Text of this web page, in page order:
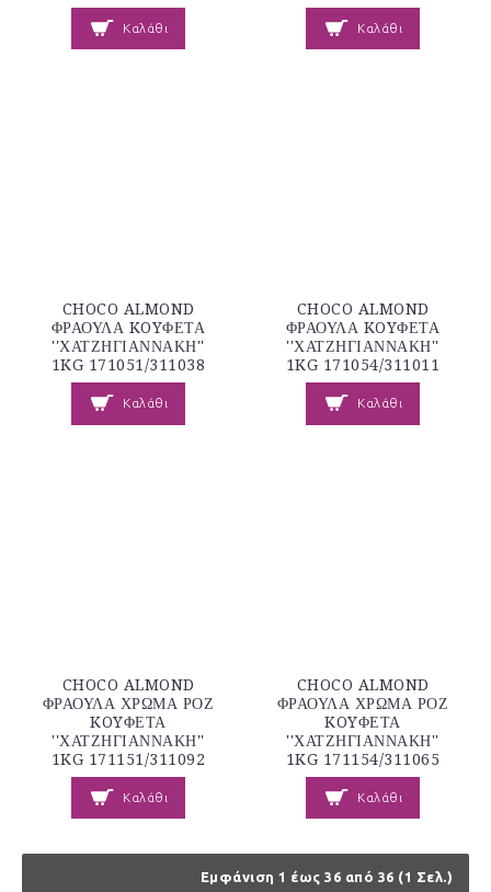
Καλάθι Καλάθι
CHOCO ALMOND
ΦΡΑΟΥΛΑ KOYΦΕΤΑ
''ΧΑΤΖΗΓΙΑΝΝΑΚΗ''
1KG 171051/311038
Καλάθι
CHOCO ALMOND
ΦΡΑΟΥΛΑ KOYΦΕΤΑ
''ΧΑΤΖΗΓΙΑΝΝΑΚΗ''
1KG 171054/311011
Καλάθι
CHOCO ALMOND
ΦΡΑΟΥΛΑ ΧΡΩΜΑ ΡΟΖ
KOYΦΕΤΑ
''ΧΑΤΖΗΓΙΑΝΝΑΚΗ''
1KG 171151/311092
Καλάθι
CHOCO ALMOND
ΦΡΑΟΥΛΑ ΧΡΩΜΑ ΡΟΖ
KOYΦΕΤΑ
''ΧΑΤΖΗΓΙΑΝΝΑΚΗ''
1KG 171154/311065
Καλάθι
Εμφάνιση 1 έως 36 από 36 (1 Σελ.)